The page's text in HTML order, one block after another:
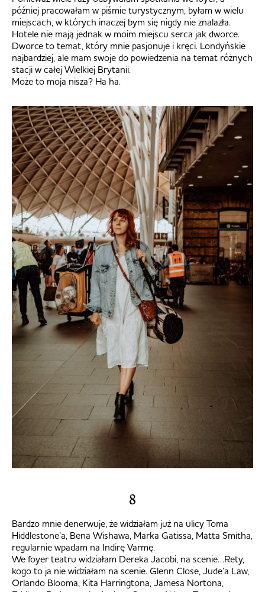
później pracowałam w piśmie turystycznym, byłam w wielu
miejscach, w których inaczej bym się nigdy nie znalazła.
Hotele nie mają jednak w moim miejscu serca jak dworce.
Dworce to temat, który mnie pasjonuje i kręci. Londyńskie
najbardziej, ale mam swoje do powiedzenia na temat różnych
stacji w całej Wielkiej Brytanii.
Może to moja nisza? Ha ha.
8
Bardzo mnie denerwuje, że widziałam już na ulicy Toma
Hiddlestone’a, Bena Wishawa, Marka Gatissa, Matta Smitha,
regularnie wpadam na Indirę Varmę.
We foyer teatru widziałam Dereka Jacobi, na scenie…Rety,
kogo to ja nie widziałam na scenie. Glenn Close, Jude’a Law,
Orlando Blooma, Kita Harringtona, Jamesa Nortona,